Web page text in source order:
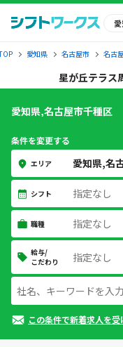
愛知県 名古屋市 名古
星が丘テラス
愛知県,名古屋市千種区
条件を変更する
エリア 愛知県,名
シフト 指定なし
職種 指定なし
給与/
こだわり
指定なし
この条件で新着求人を受